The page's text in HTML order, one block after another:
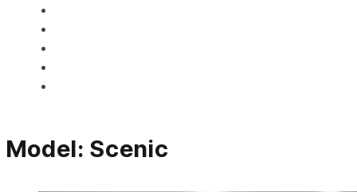
Model: Scenic